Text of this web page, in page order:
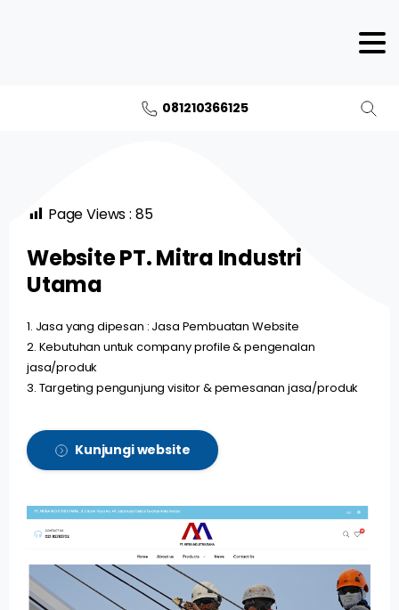
081210366125
Page Views : 85
Website PT. Mitra Industri
Utama
1. Jasa yang dipesan : Jasa Pembuatan Website
2. Kebutuhan untuk company profile & pengenalan
jasa/produk
3. Targeting pengunjung visitor & pemesanan jasa/produk
Kunjungi website